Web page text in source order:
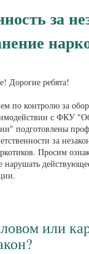
за
Дорогие ребята!
по контролю за
с ФКУ
подготовлены
за
Просим
или